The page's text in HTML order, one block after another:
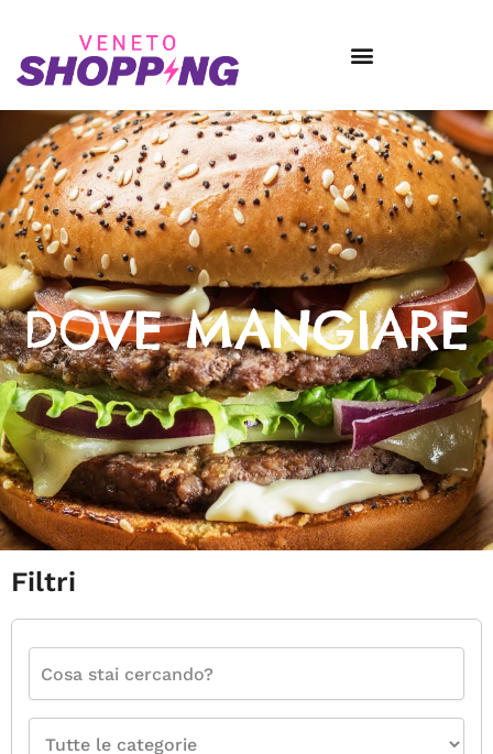
DOVE MANGIARE
Filtri